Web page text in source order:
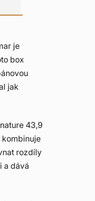
je
box
jak
43,9
kombinuje
rozdíly
a dává